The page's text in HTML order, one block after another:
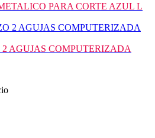
PARA CORTE AZUL L
AGUJAS COMPUTERIZADA